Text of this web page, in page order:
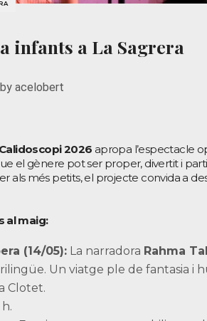
infants a La Sagrera
byacelobert
2026 apropa l’espectacle
el gènere pot ser proper, divertit i
als més petits, el projecte convida a
al maig:
(14/05):La narradora Rahma
Un viatge ple de fantasia i
Clotet.